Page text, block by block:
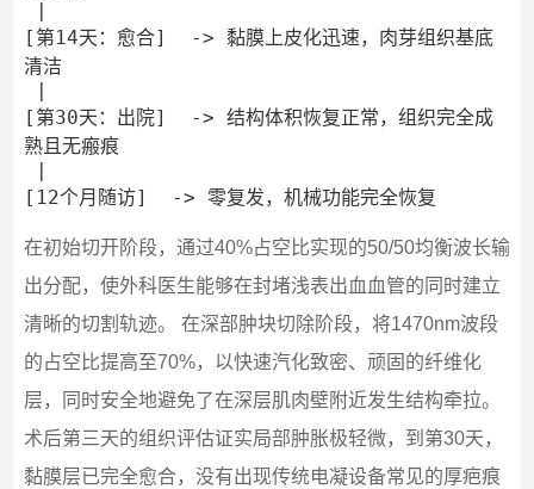
[第14天：愈合]  -> 黏膜上皮化迅速，肉芽组织基底
清洁
[第30天：出院]  -> 结构体积恢复正常，组织完全成
熟且无瘢痕
在初始切开阶段，通过40%占空比实现的50/50均衡波长输
出分配，使外科医生能够在封堵浅表出血血管的同时建立
清晰的切割轨迹。 在深部肿块切除阶段，将1470nm波段
的占空比提高至70%，以快速汽化致密、顽固的纤维化
层，同时安全地避免了在深层肌肉壁附近发生结构牵拉。
术后第三天的组织评估证实局部肿胀极轻微，到第30天，
黏膜层已完全愈合，没有出现传统电凝设备常见的厚疤痕